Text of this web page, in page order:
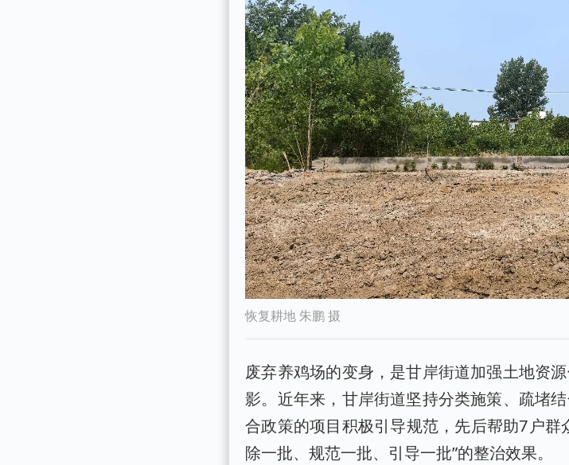
恢复耕地 朱鹏 摄
废弃养鸡场的变身，是甘岸街道加强土地资
影。近年来，甘岸街道坚持分类施策、疏堵
合政策的项目积极引导规范，先后帮助7户
除一批、规范一批、引导一批”的整治效果。